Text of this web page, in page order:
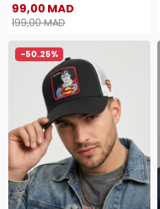
99,00 MAD
199,00 MAD
-50.25%